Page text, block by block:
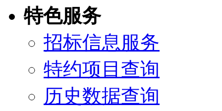
特色服务
招标信息服务
特约项目查询
历史数据查询